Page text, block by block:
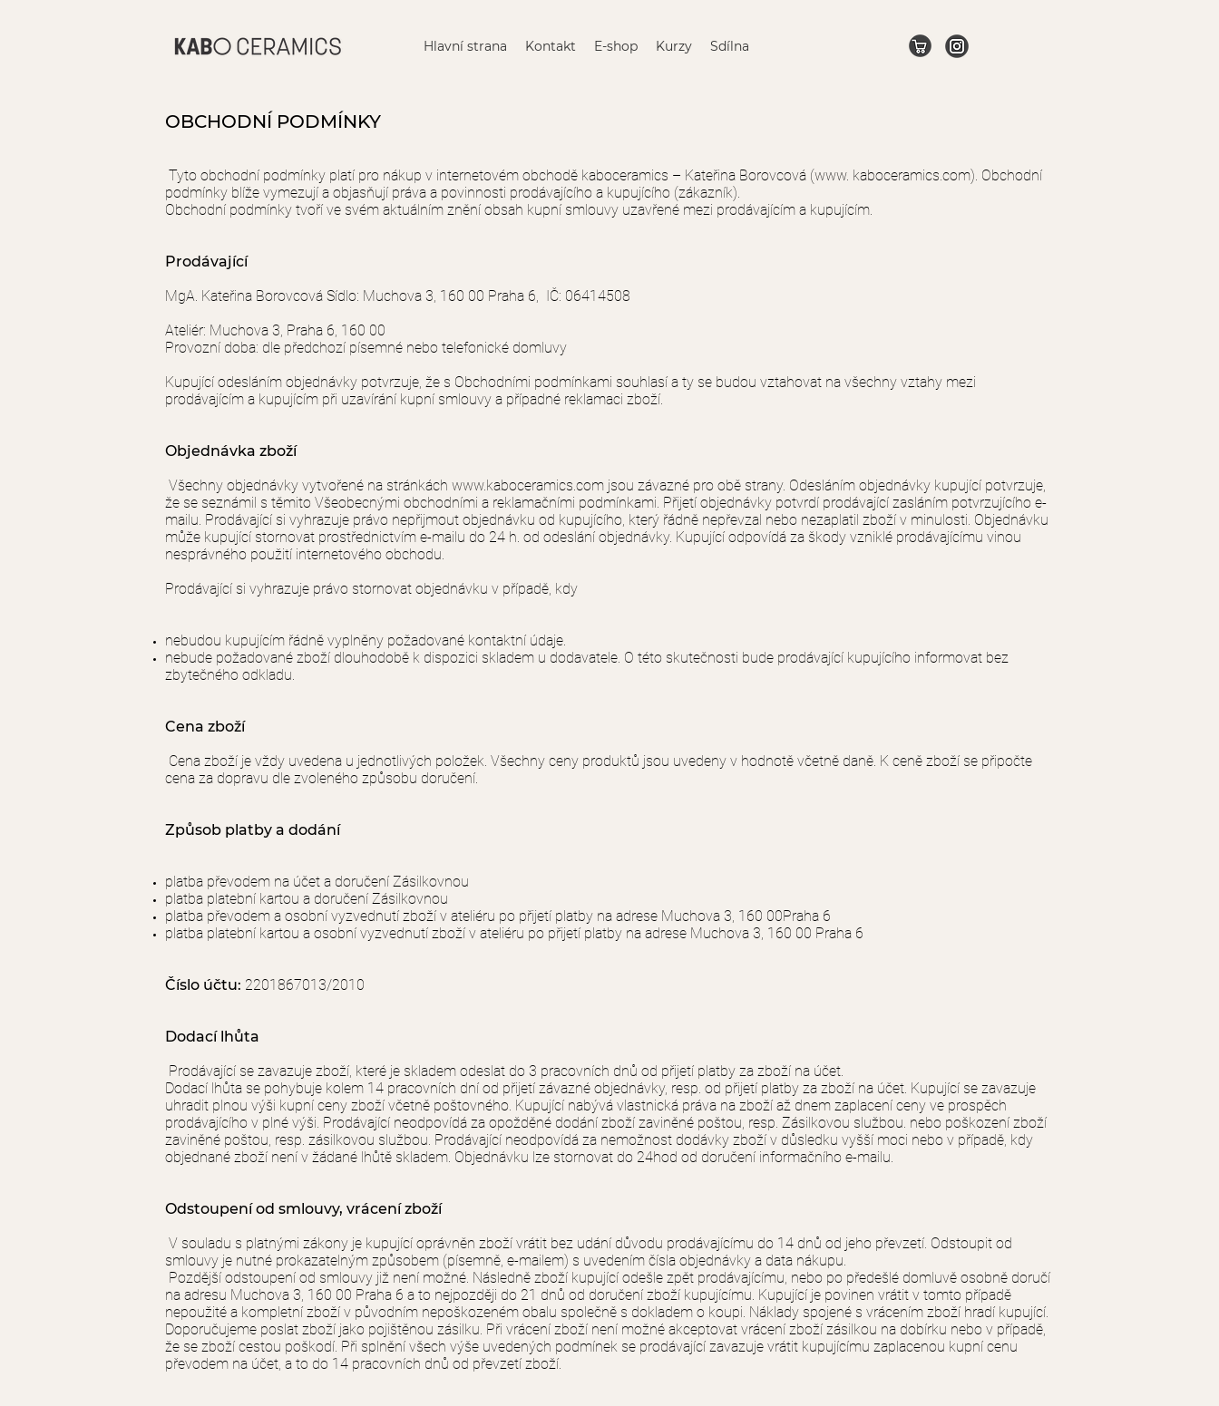
Hlavní strana Kontakt E-shop Kurzy Sdílna
OBCHODNÍ PODMÍNKY
Tyto obchodní podmínky platí pro nákup v internetovém obchodě kaboceramics – Kateřina Borovcová (www. kaboceramics.com). Obchodní
podmínky blíže vymezují a objasňují práva a povinnosti prodávajícího a kupujícího (zákazník).
Obchodní podmínky tvoří ve svém aktuálním znění obsah kupní smlouvy uzavřené mezi prodávajícím a kupujícím.
Prodávající
MgA. Kateřina Borovcová Sídlo: Muchova 3, 160 00 Praha 6, IČ: 06414508
Ateliér: Muchova 3, Praha 6, 160 00
Provozní doba: dle předchozí písemné nebo telefonické domluvy
Kupující odesláním objednávky potvrzuje, že s Obchodními podmínkami souhlasí a ty se budou vztahovat na všechny vztahy mezi
prodávajícím a kupujícím při uzavírání kupní smlouvy a případné reklamaci zboží.
Objednávka zboží
Všechny objednávky vytvořené na stránkách www.kaboceramics.com jsou závazné pro obě strany. Odesláním objednávky kupující potvrzuje,
že se seznámil s těmito Všeobecnými obchodními a reklamačními podmínkami. Přijetí objednávky potvrdí prodávající zasláním potvrzujícího e-
mailu. Prodávající si vyhrazuje právo nepřijmout objednávku od kupujícího, který řádně nepřevzal nebo nezaplatil zboží v minulosti. Objednávku
může kupující stornovat prostřednictvím e-mailu do 24 h. od odeslání objednávky. Kupující odpovídá za škody vzniklé prodávajícímu vinou
nesprávného použití internetového obchodu.
Prodávající si vyhrazuje právo stornovat objednávku v případě, kdy
nebudou kupujícím řádně vyplněny požadované kontaktní údaje.
nebude požadované zboží dlouhodobě k dispozici skladem u dodavatele. O této skutečnosti bude prodávající kupujícího informovat bez
zbytečného odkladu.
Cena zboží
Cena zboží je vždy uvedena u jednotlivých položek. Všechny ceny produktů jsou uvedeny v hodnotě včetně daně. K ceně zboží se připočte
cena za dopravu dle zvoleného způsobu doručení.
Způsob platby a dodání
platba převodem na účet a doručení Zásilkovnou
platba platební kartou a doručení Zásilkovnou
platba převodem a osobní vyzvednutí zboží v ateliéru po přijetí platby na adrese Muchova 3, 160 00Praha 6
platba platební kartou a osobní vyzvednutí zboží v ateliéru po přijetí platby na adrese Muchova 3, 160 00 Praha 6
Číslo účtu: 2201867013/2010
Dodací lhůta
Prodávající se zavazuje zboží, které je skladem odeslat do 3 pracovních dnů od přijetí platby za zboží na účet.
Dodací lhůta se pohybuje kolem 14 pracovních dní od přijetí závazné objednávky, resp. od přijetí platby za zboží na účet. Kupující se zavazuje
uhradit plnou výši kupní ceny zboží včetně poštovného. Kupující nabývá vlastnická práva na zboží až dnem zaplacení ceny ve prospěch
prodávajícího v plné výši. Prodávající neodpovídá za opožděné dodání zboží zaviněné poštou, resp. Zásilkovou službou. nebo poškození zboží
zaviněné poštou, resp. zásilkovou službou. Prodávající neodpovídá za nemožnost dodávky zboží v důsledku vyšší moci nebo v případě, kdy
objednané zboží není v žádané lhůtě skladem. Objednávku lze stornovat do 24hod od doručení informačního e-mailu.
Odstoupení od smlouvy, vrácení zboží
V souladu s platnými zákony je kupující oprávněn zboží vrátit bez udání důvodu prodávajícímu do 14 dnů od jeho převzetí. Odstoupit od
smlouvy je nutné prokazatelným způsobem (písemně, e-mailem) s uvedením čísla objednávky a data nákupu.
Pozdější odstoupení od smlouvy již není možné. Následně zboží kupující odešle zpět prodávajícímu, nebo po předešlé domluvě osobně doručí
na adresu Muchova 3, 160 00 Praha 6 a to nejpozději do 21 dnů od doručení zboží kupujícímu. Kupující je povinen vrátit v tomto případě
nepoužité a kompletní zboží v původním nepoškozeném obalu společně s dokladem o koupi. Náklady spojené s vrácením zboží hradí kupující.
Doporučujeme poslat zboží jako pojištěnou zásilku. Při vrácení zboží není možné akceptovat vrácení zboží zásilkou na dobírku nebo v případě,
že se zboží cestou poškodí. Při splnění všech výše uvedených podmínek se prodávající zavazuje vrátit kupujícímu zaplacenou kupní cenu
převodem na účet, a to do 14 pracovních dnů od převzetí zboží.